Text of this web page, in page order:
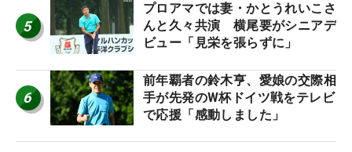
5
プロアマでは妻・かとうれいこさ
んと久々共演 横尾要がシニアデ
ビュー「見栄を張らずに」
6
前年覇者の鈴木亨、愛娘の交際相
手が先発のW杯ドイツ戦をテレビ
で応援「感動しました」